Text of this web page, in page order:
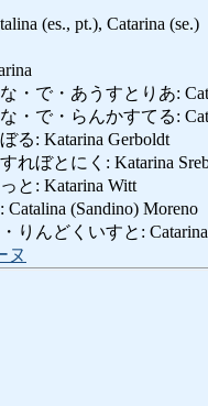
(es., pt.), Catarina (se.)
・で・あうすとりあ:
で・らんかすてる:
る: Katarina Gerboldt
れぼとにく: Katarina
と: Katarina Witt
(Sandino) Moreno
りんどくいすと:
ヌ